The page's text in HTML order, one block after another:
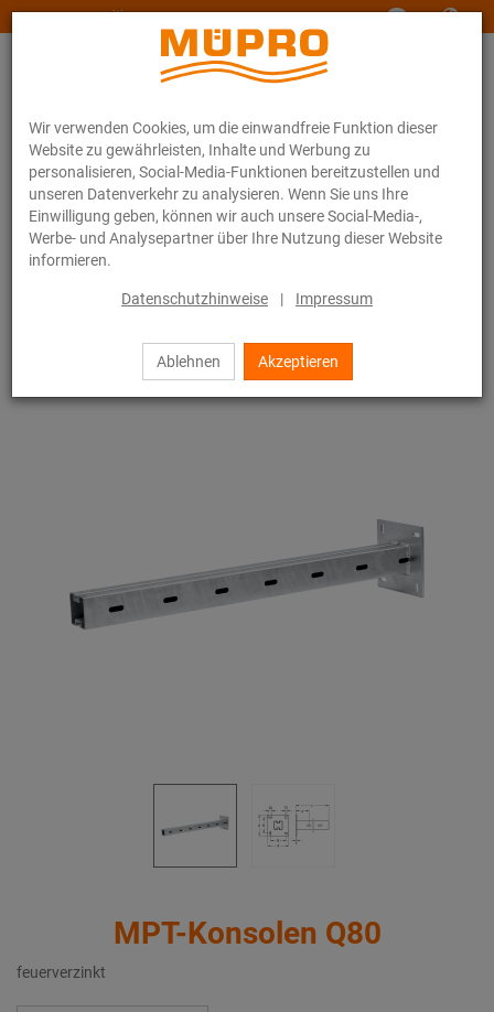
Wir verwenden Cookies, um die einwandfreie Funktion dieser
Website zu gewährleisten, Inhalte und Werbung zu
personalisieren, Social-Media-Funktionen bereitzustellen und
unseren Datenverkehr zu analysieren. Wenn Sie uns Ihre
Einwilligung geben, können wir auch unsere Social-Media-,
Werbe- und Analysepartner über Ihre Nutzung dieser Website
informieren.
Datenschutzhinweise | Impressum
Ablehnen Akzeptieren
www.muepro-maritim.com
Online-Katalog Befestigungstechnik
Lüftungsbefestigung
Installationsschienen für die Lüftungsbefestigung
MPT-Systemschienen (schwerer Lastbereich)
6 / 33
MPT-Konsolen Q80
feuerverzinkt